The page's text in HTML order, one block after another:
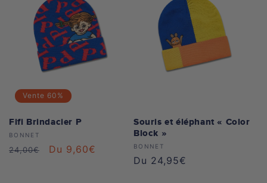
Vente 60%
Fifi Brindacier P
Distributeur :
BONNET
Prix
24,00€
Prix
Du 9,60€
Souris et éléphant « Color
Block »
Distributeur :
BONNET
Prix
Du 24,95€